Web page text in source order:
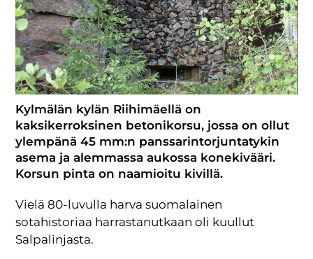
Kylmälän kylän Riihimäellä on
kaksikerroksinen betonikorsu, jossa on ollut
ylempänä 45 mm:n panssarintorjuntatykin
asema ja alemmassa aukossa konekivääri.
Korsun pinta on naamioitu kivillä.
Vielä 80-luvulla harva suomalainen
sotahistoriaa harrastanutkaan oli kuullut
Salpalinjasta.